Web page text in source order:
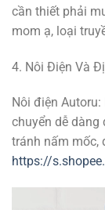
cần thiết phải
mom ạ, loại
4. Nôi Điện Và
Nôi điện
chuyển dễ dàng
tránh nấm mốc,
https://